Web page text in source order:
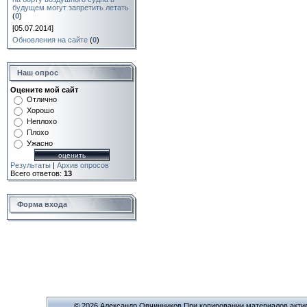
будущем могут запретить летать
(0)
[05.07.2014]
Обновления на сайте (0)
Наш опрос
Оцените мой сайт
Отлично
Хорошо
Неплохо
Плохо
Ужасно
Результаты | Архив опросов
Всего ответов: 13
Форма входа